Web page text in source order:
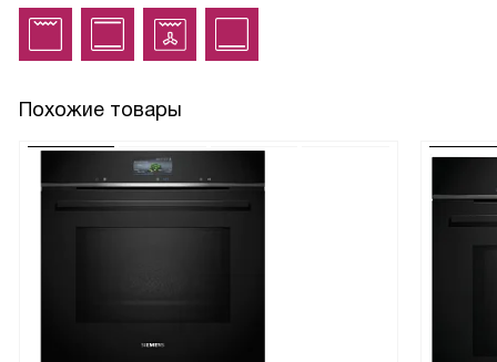
Похожие товары